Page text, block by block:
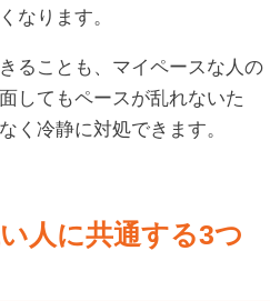
なります。
ることも、マイペースな人の
してもペースが乱れないた
く冷静に対処できます。
人に共通する3つ